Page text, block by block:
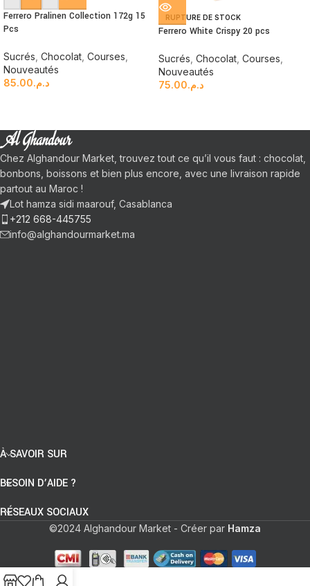
Ferrero Pralinen Collection 172g 15
Pcs
Sucrés Chocolat Courses
Nouveautés
د.م.85.00
RUPTURE DE STOCK
Ferrero White Crispy 20 pcs
Sucrés Chocolat Courses
Nouveautés
د.م.75.00
Chez Alghandour Market, trouvez tout ce qu’il vous faut : chocolat,
bonbons, boissons et bien plus encore, avec une livraison rapide
partout au Maroc !
Lot hamza sidi maarouf, Casablanca
+212 668-445755
info@alghandourmarket.ma
À SAVOIR SUR
BESOIN D’AIDE ?
RÉSEAUX SOCIAUX
©2024 Alghandour Market - Créer par Hamza